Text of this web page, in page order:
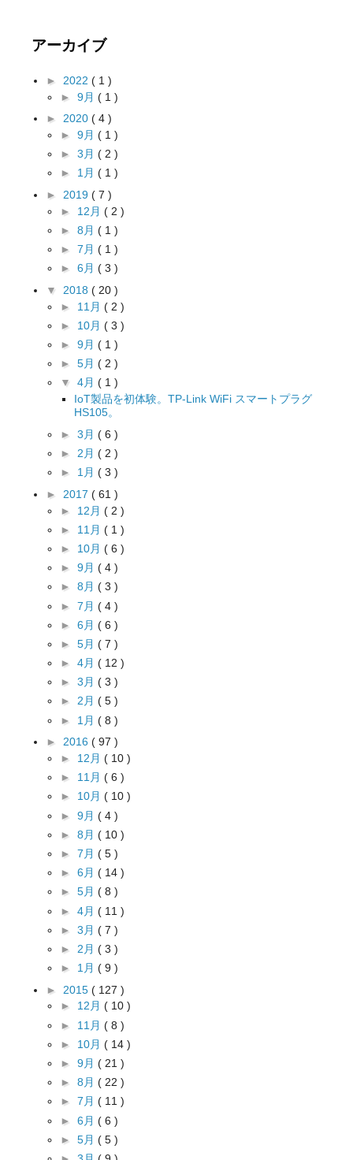
アーカイブ
► 2022 ( 1 )
► 9月 ( 1 )
► 2020 ( 4 )
► 9月 ( 1 )
► 3月 ( 2 )
► 1月 ( 1 )
► 2019 ( 7 )
► 12月 ( 2 )
► 8月 ( 1 )
► 7月 ( 1 )
► 6月 ( 3 )
▼ 2018 ( 20 )
► 11月 ( 2 )
► 10月 ( 3 )
► 9月 ( 1 )
► 5月 ( 2 )
▼ 4月 ( 1 )
IoT製品を初体験。TP-Link WiFi スマートプラグ
HS105。
► 3月 ( 6 )
► 2月 ( 2 )
► 1月 ( 3 )
► 2017 ( 61 )
► 12月 ( 2 )
► 11月 ( 1 )
► 10月 ( 6 )
► 9月 ( 4 )
► 8月 ( 3 )
► 7月 ( 4 )
► 6月 ( 6 )
► 5月 ( 7 )
► 4月 ( 12 )
► 3月 ( 3 )
► 2月 ( 5 )
► 1月 ( 8 )
► 2016 ( 97 )
► 12月 ( 10 )
► 11月 ( 6 )
► 10月 ( 10 )
► 9月 ( 4 )
► 8月 ( 10 )
► 7月 ( 5 )
► 6月 ( 14 )
► 5月 ( 8 )
► 4月 ( 11 )
► 3月 ( 7 )
► 2月 ( 3 )
► 1月 ( 9 )
► 2015 ( 127 )
► 12月 ( 10 )
► 11月 ( 8 )
► 10月 ( 14 )
► 9月 ( 21 )
► 8月 ( 22 )
► 7月 ( 11 )
► 6月 ( 6 )
► 5月 ( 5 )